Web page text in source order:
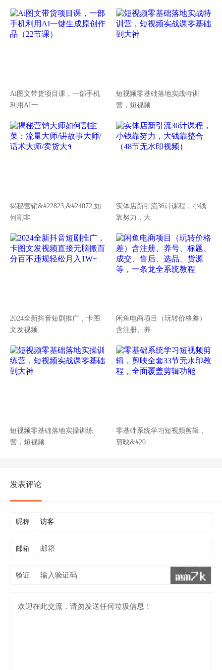
Ai图文带货项目课，一部手机
利用AI一
短视频零基础落地实战特训
营，短视频
揭秘营销&#22823;&#24072;如
何割韭
实体店新引流36计课程，小钱
靠努力，大
2024全新抖音短剧推广，卡图
文发视频
闲鱼电商项目（玩转价格差）
含注册、养
短视频零基础落地实操训练
营，短视频
零基础系统学习短视频剪辑，
剪映&#20
发表评论
昵称
邮箱
验证